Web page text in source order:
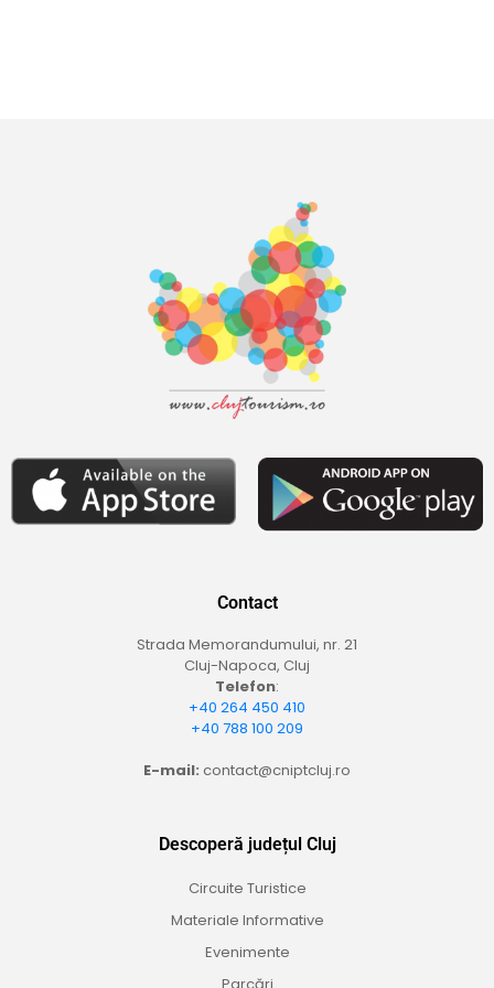
Contact
Strada Memorandumului, nr. 21
Cluj-Napoca, Cluj
Telefon:
+40 264 450 410
+40 788 100 209
E-mail: contact@cniptcluj.ro
Descoperă județul Cluj
Circuite Turistice
Materiale Informative
Evenimente